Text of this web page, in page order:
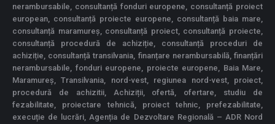
nerambursabile, consultanță fonduri europene, consultanță proiect
european, consultanță proiecte europene, consultanță baia mare,
consultanță maramureș, consultanță proiect, consultanță proiecte,
consultanță procedură de achiziție, consultanță proceduri de
achiziție, consultanță transilvania, finanțare nerambursabilă, finanțări
nerambursabile, fonduri europene, proiecte europene, Baia Mare,
Maramureș, Transilvania, nord-vest, regiunea nord-vest, proiect,
procedură de achizitii, Achiziții, ofertă, ofertare, studiu de
fezabilitate, proiectare tehnică, proiect tehnic, prefezabilitate,
execuție de lucrări, Agenția de Dezvoltare Regională – ADR Nord